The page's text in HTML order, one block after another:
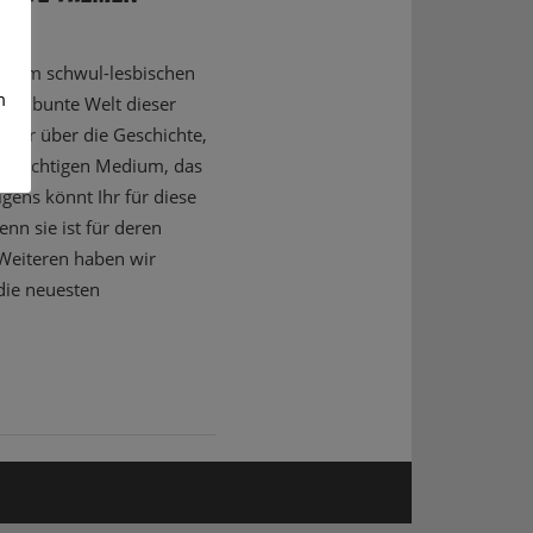
schwul-lesbischen
bunte Welt dieser
über die Geschichte,
wichtigen Medium, das
könnt Ihr für diese
sie ist für deren
haben wir
neuesten